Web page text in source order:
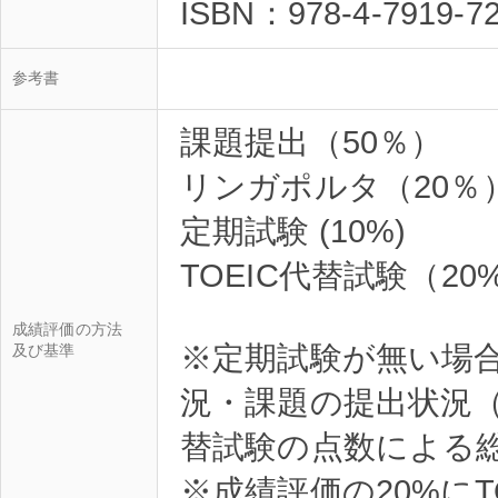
ISBN：978-4-7919-
参考書
成績評価の方法
及び基準
課題提出（50％）
リンガポルタ（20％
定期試験 (10%)
TOEIC代替試験（
※定期試験が無い場
況・課題の提出状況
替試験の点数による